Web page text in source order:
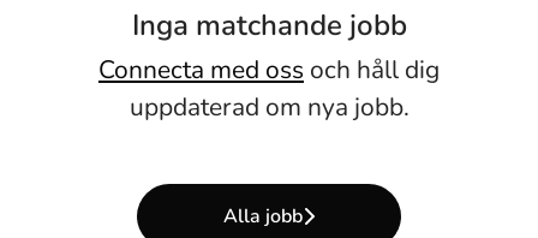
Inga matchande jobb
Connecta med oss och håll dig
uppdaterad om nya jobb.
Alla jobb